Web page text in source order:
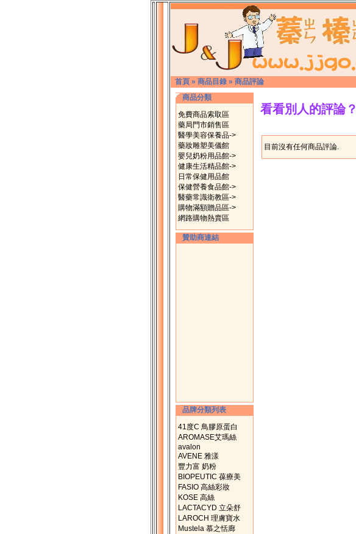
首頁 » 商品目錄 » 商品評論
商品分類
免費商品索取區
藥局門市銷售區
醫學美容保養品->
藥妝雕塑美儀館
嬰兒奶粉用品館->
健康生活精品館->
日常保健用品館
保健營養食品館->
醫藥常識衛教區->
購物滿額贈品區->
網路購物熱賣區
贊助商連結
品牌分類列表
41度C 鳥膠原蛋白
AROMASE艾瑪絲
avalon
AVENE 雅漾
豐力富 奶粉
BIOPEUTIC 葆療美
FASIO 高絲彩妝
KOSE 高絲
LACTACYD 立朵舒
LAROCH 理膚寶水
Mustela 慕之恬廊
看看別人的評論？
目前沒有任何商品評論.